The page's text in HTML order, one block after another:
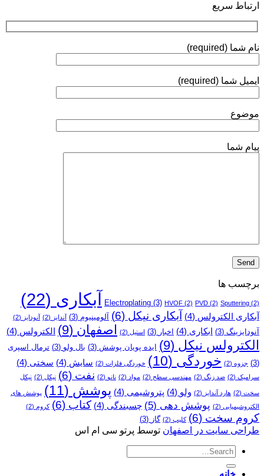
ولو
نیکل
ارتباط سریع
نام شما (required)
ایمیل شما (required)
موضوع
پیام شما
برچسب ها
Electroplating (3) HVOF (2) PVD (2) Sputtering (2) آبکاری (22)
آبکاری الکترولس (4) آبکاری نیکل (6) آلومینیوم (3) آندایز (2) آنودایز (2)
آنودایزینگ (3) ابکاری (4) اخبار (3) استیل (2) اصفهان (9) الکترولس (4)
الکترولس نیکل (9) ایده پویان پوشش (3) بال ولو (3)
ترمال اسپری
(3)
جزوه (2) خوردگی (10) خوردگی فلزات (2) سایش (4) سختی (4)
سرامیک (2) ضد زنگ (2) مهندسی سطح (2) مواد (2) نانو (2) نفت (6) نیکل (2) نیکل
سخت (2) هارد آندایز (2) ولو (4) پتروشیمی (4) پوشش (11)
پوشش­ های
الکتروشیمیایی (2) پوشش دهی (5) چسبندگی (4) کتاب (6) کروم (2)
کروم سخت (6) کلیپ (2) گاز (3)
طراحی سایت در اصفهان توسط پرتو سی ام اس
خانه